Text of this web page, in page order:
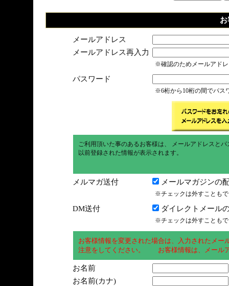
メールアドレス
メールアドレス再入力
※確認のためメールアド
パスワード
※6桁から10桁の間でパス
ご利用頂いた事のあるお客様は、 メールアドレスと
以前登録された情報が表示されます。
メルマガ送付 メールマガジンの
※チェックは外すことも
DM送付 ダイレクトメール
※チェックは外すことも
お客様情報を変更された場合は、入力されたメ
注意をしてください。 お客様情報は、メール
お名前
お名前(カナ)